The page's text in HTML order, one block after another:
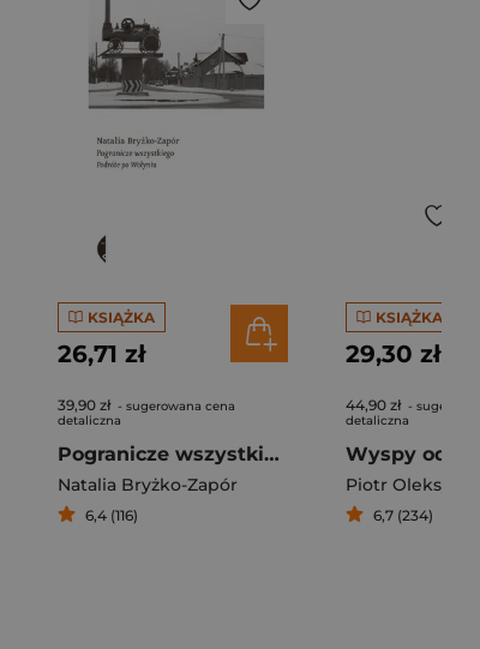
KSIĄŻKA
26,71 zł
39,90 zł - sugerowana cena
detaliczna
Pogranicze wszystkiego Podróże po Wołyniu
Natalia Bryżko-Zapór
6,4 (116)
KSIĄŻKA
29,30 zł
44,90 zł -
detaliczna
Piotr Oleksy
6,7 (234)